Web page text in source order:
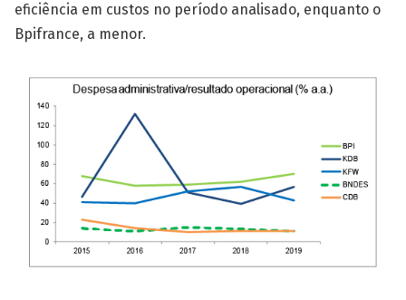
eficiência em custos no período analisado, enquanto o
Bpifrance, a menor.